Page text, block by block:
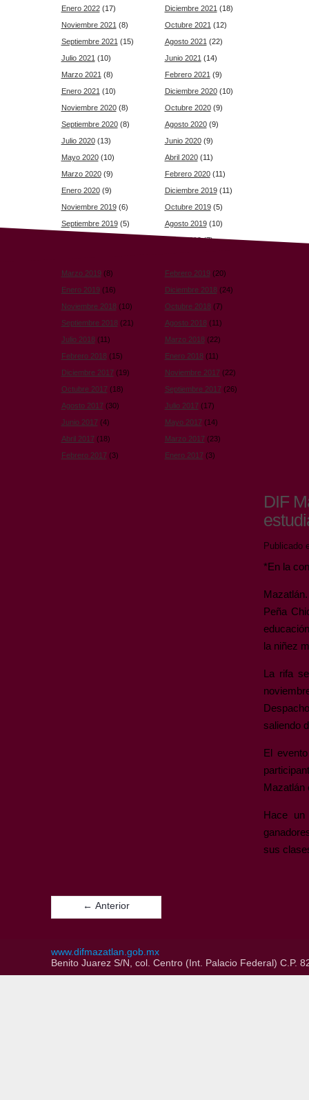
Enero 2022(17) Diciembre 2021 (18)
Noviembre 2021 (8) Octubre 2021 (12)
Septiembre 2021 (15) Agosto 2021 (22)
Julio 2021 (10) Junio 2021 (14)
Marzo 2021 (8) Febrero 2021 (9)
Enero 2021 (10) Diciembre 2020(10)
Noviembre 2020(8) Octubre 2020(9)
Septiembre 2020(8) Agosto 2020(9)
Julio 2020(13) Junio 2020(9)
Mayo 2020(10) Abril 2020(11)
Marzo 2020(9) Febrero 2020(11)
Enero 2020(9) Diciembre 2019(11)
Noviembre 2019(6) Octubre 2019(5)
Septiembre 2019(5) Agosto 2019(10)
Junio 2019(7)
Marzo 2019(8) Febrero 2019(20)
Enero 2019(16) Diciembre 2018(24)
Noviembre 2018(10) Octubre 2018(7)
Septiembre 2018(21) Agosto 2018(11)
Julio 2018(11) Marzo 2018(22)
Febrero 2018(15) Enero 2018(11)
Diciembre 2017(19) Noviembre 2017(22)
Octubre 2017(18) Septiembre 2017(26)
Agosto 2017(30) Julio 2017(17)
Junio 2017(4) Mayo 2017(14)
Abril 2017(18) Marzo 2017(23)
Febrero 2017(3) Enero 2017(3)
DIF
Publicado
*En la
Peña
la niñez
La rifa
saliendo
El
Mazatlán
Hace
sus
← Anterior
www.difmazatlan.gob.mx
Benito Juarez S/N, col. Centro (Int. Palacio Federal) C.P.